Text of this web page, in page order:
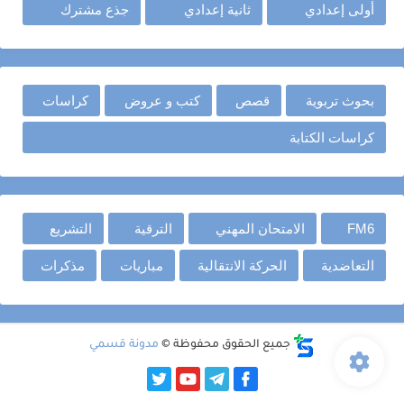
أولى إعدادي ثانية إعدادي جذع مشترك
بحوث تربوية قصص كتب و عروض كراسات
كراسات الكتابة
FM6 الامتحان المهني الترقية التشريع
التعاضدية الحركة الانتقالية مباريات مذكرات
جميع الحقوق محفوظة © مدونة قسمي